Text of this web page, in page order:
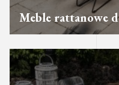
Meble rattanowe